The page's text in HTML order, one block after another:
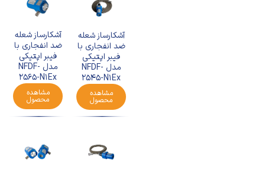
آشکارساز شعله
ضد انفجاری با
فیبر اپتیکی
مدل NFDF-
2545-N1Ex
مشاهده
محصول
آشکارساز شعله
ضد انفجاری با
فیبر اپتیکی
مدل NFDF-
2565-N1Ex
مشاهده
محصول